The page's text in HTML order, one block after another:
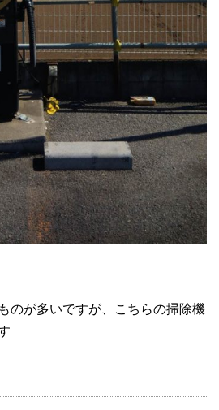
のが多いですが、こちらの掃除機